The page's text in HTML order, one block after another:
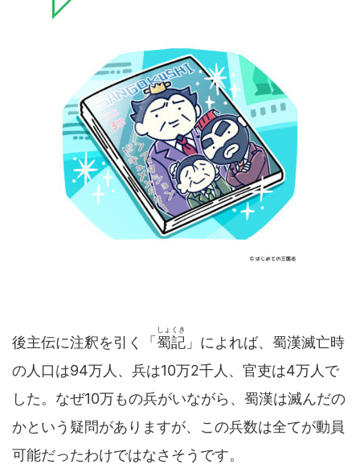
後主伝に注釈を引く「蜀記
しょくき
」によれば、蜀漢滅亡時
の人口は94万人、兵は10万2千人、官吏は4万人で
した。なぜ10万もの兵がいながら、蜀漢は滅んだの
かという疑問がありますが、この兵数は全てが動員
可能だったわけではなさそうです。